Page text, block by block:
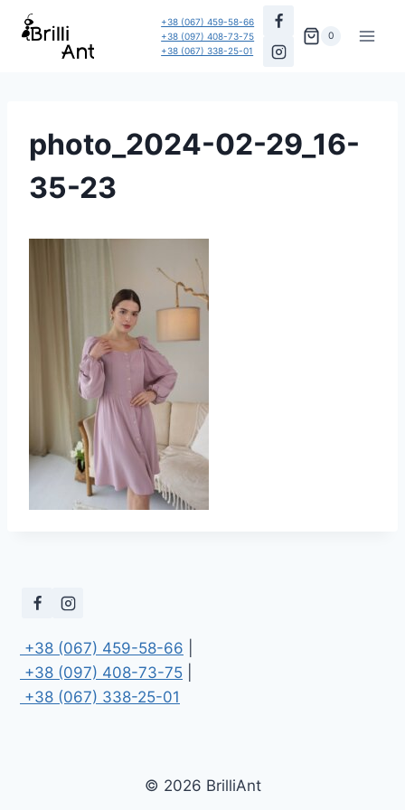
Перейти
+38 (067) 459-58-66
+38 (097) 408-73-75
+38 (067) 338-25-01
0
photo_2024-02-29_16-
35-23
+38 (067) 459-58-66
+38 (097) 408-73-75
+38 (067) 338-25-01
© 2026 BrilliAnt